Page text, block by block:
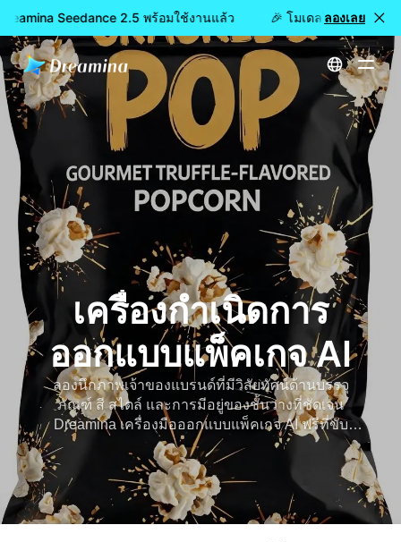
Seedance 2.5 พร้อมใช้งานแล้ว 🎉 โมเดลใหม่เปิดให้ใ
ลองเลย
หน้าหลัก สร้าง เครื่องกำเนิดการออกแบบแพ็คเกจ AI
เครื่องกำเนิดการ
ออกแบบแพ็คเกจ AI
ลองนึกภาพเจ้าของแบรนด์ที่มีวิสัยทัศน์ด้านบรรจุ
ภัณฑ์ สี สไตล์ และการมีอยู่ของชั้นวางที่ชัดเจน
Dreamina เครื่องมือออกแบบแพ็คเกจ AI ฟรีที่ขับ
เคลื่อนโดย Seedream 5.0 เปลี่ยนความคิดให้กลาย
เป็นแบบจำลองที่ขัดเงาในทันที ดูบรรจุภัณฑ์ของคุณ
ก่อนเริ่มการผลิต